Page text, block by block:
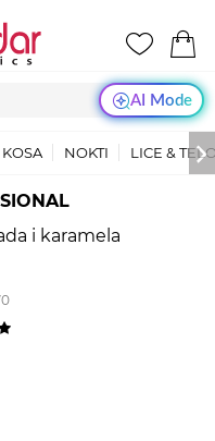
AI Mode
KOSA NOKTI LICE &
i karamela